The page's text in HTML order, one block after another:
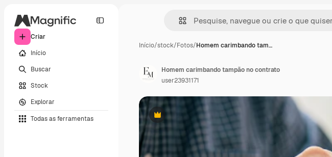
Criar
Início
Buscar
Stock
Explorar
Todas as ferramentas
Início/stock/Fotos/Homem carimbando tam…
Premium
Homem carimbando tampão no contrato
user23931171